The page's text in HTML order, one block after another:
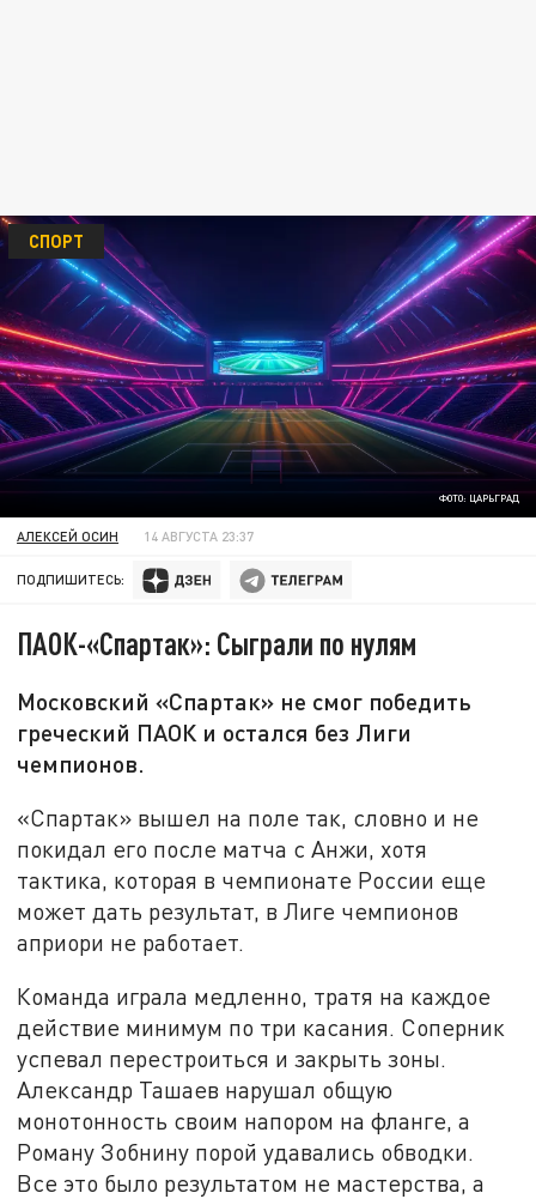
ФОТО: ЦАРЬГРАД
СПОРТ
АЛЕКСЕЙ ОСИН 14 АВГУСТА 23:37
ПОДПИШИТЕСЬ:
ПАОК-«Спартак»: Сыграли по нулям
Московский «Спартак» не смог победить
греческий ПАОК и остался без Лиги
чемпионов.
«Спартак» вышел на поле так, словно и не
покидал его после матча с Анжи, хотя
тактика, которая в чемпионате России еще
может дать результат, в Лиге чемпионов
априори не работает.
Команда играла медленно, тратя на каждое
действие минимум по три касания. Соперник
успевал перестроиться и закрыть зоны.
Александр Ташаев нарушал общую
монотонность своим напором на фланге, а
Роману Зобнину порой удавались обводки.
Все это было результатом не мастерства, а